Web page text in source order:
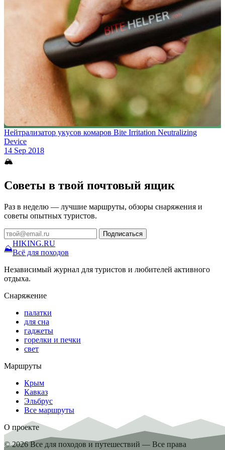
Нейтрализатор укусов комаров Bite Irritation Neutralizing
Device
14 Sep 2018
🏔
Советы в твой почтовый ящик
Раз в неделю — лучшие маршруты, обзоры снаряжения и
советы опытных туристов.
Подписаться
⛰
HIKING.RU
Всё для походов
Независимый журнал для туристов и любителей активного
отдыха.
Снаряжение
палатки
для сна
гаджеты
горелки и печки
свет
Маршруты
Крым
Кавказ
Эльбрус
Все маршруты
О проекте
© 2026 Все для походов и путешествий — Все права